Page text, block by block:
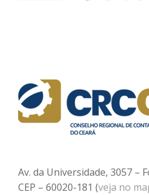
Av. da Universidade, 3057 –
CEP – 60020-181 (veja no